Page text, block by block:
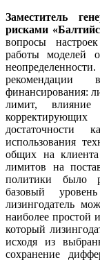
Заместитель
рисками
вопросы
работы моделей
финансирования:
лимит,
достаточности
использования
общих на
лимитов на
политики было
базовый
лизингодатель
наиболее простой
который
исходя из
сохранение